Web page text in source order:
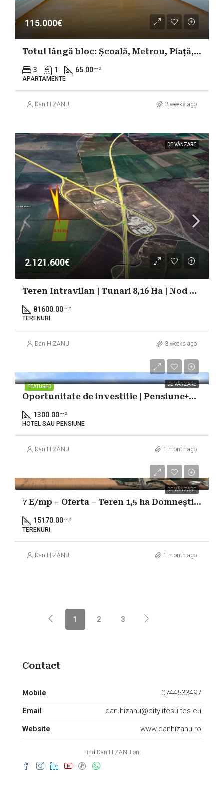
115.000€
Totul lângă bloc: Școală, Metrou, Piață, Parc-Apartament 3 Camere-Trapezului
3 1 65.00m²
APARTAMENTE
Dan HIZANU 3 weeks ago
DE VÂNZARE
2.121.600€
Teren Intravilan | Tunari 8,16 Ha | Nod A0-A3 | Terminal 2 Otopeni
81600.00m²
TERENURI
Dan HIZANU 3 weeks ago
FEATURED DE VÂNZARE
Oportunitate de investitie | Pensiune+Restaurant+Club | Cladire emblematica
1300.00m²
HOTEL SAU PENSIUNE
Dan HIZANU 1 month ago
DE VÂNZARE
7 E/mp – Oferta – Teren 1,5 ha Domnești lângă Autostrada A0
15170.00m²
TERENURI
Dan HIZANU 1 month ago
1 2 3
Contact
Mobile
0744533497
Email
dan.hizanu@citylifesuites.eu
Website
www.danhizanu.ro
Find Dan HIZANU on: